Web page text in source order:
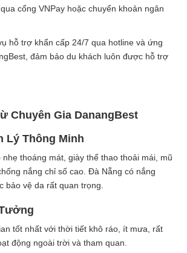
cổng VNPay hoặc chuyển khoản ngân
hỗ trợ khẩn cấp 24/7 qua hotline và ứng
đảm bảo du khách luôn được hỗ trợ
Chuyên Gia DanangBest
Lý Thông Minh
thoáng mát, giày thể thao thoải mái, mũ
nắng chỉ số cao. Đà Nẵng có nắng
bảo vệ da rất quan trọng.
tốt nhất với thời tiết khô ráo, ít mưa, rất
động ngoài trời và tham quan.